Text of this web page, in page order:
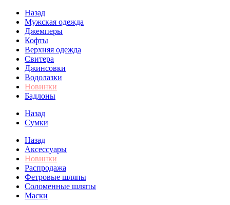
Назад
Мужская одежда
Джемперы
Кофты
Верхняя одежда
Свитера
Джинсовки
Водолазки
Новинки
Бадлоны
Назад
Сумки
Назад
Аксессуары
Новинки
Распродажа
Фетровые шляпы
Соломенные шляпы
Маски